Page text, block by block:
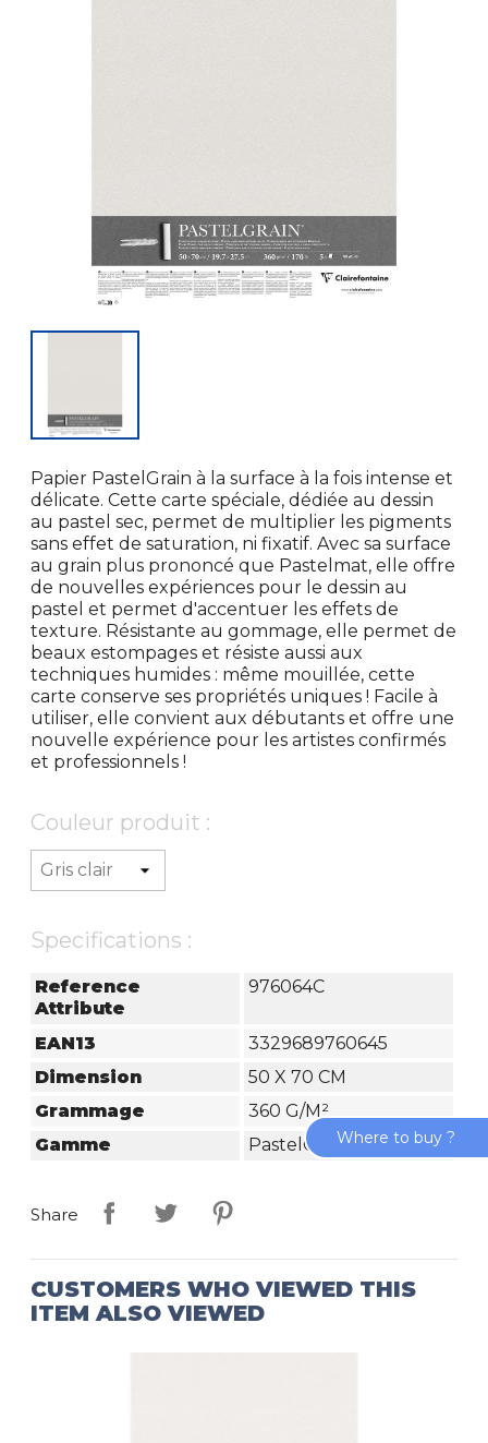
Papier PastelGrain à la surface à la fois intense et
délicate. Cette carte spéciale, dédiée au dessin
au pastel sec, permet de multiplier les pigments
sans effet de saturation, ni fixatif. Avec sa surface
au grain plus prononcé que Pastelmat, elle offre
de nouvelles expériences pour le dessin au
pastel et permet d'accentuer les effets de
texture. Résistante au gommage, elle permet de
beaux estompages et résiste aussi aux
techniques humides : même mouillée, cette
carte conserve ses propriétés uniques ! Facile à
utiliser, elle convient aux débutants et offre une
nouvelle expérience pour les artistes confirmés
et professionnels !
Couleur produit :
Specifications :
Reference
Attribute
976064C
EAN13
3329689760645
Dimension
50 X 70 CM
Grammage
360 G/m²
Gamme
PastelGrain
Share
CUSTOMERS WHO VIEWED THIS
ITEM ALSO VIEWED
Where to buy ?